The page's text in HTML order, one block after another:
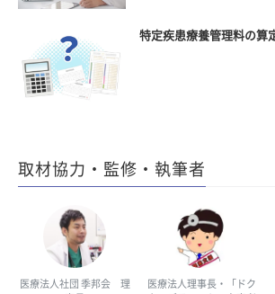
特定疾患療養管理料の算
取材協力・監修・執筆者
医療法人社団 季邦会 理
医療法人理事長・「ドク